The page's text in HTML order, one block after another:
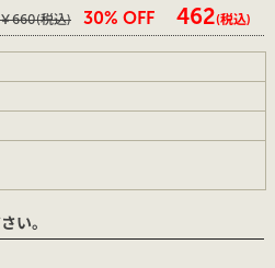
￥660(税込) 30% OFF ￥462(税込)
い。